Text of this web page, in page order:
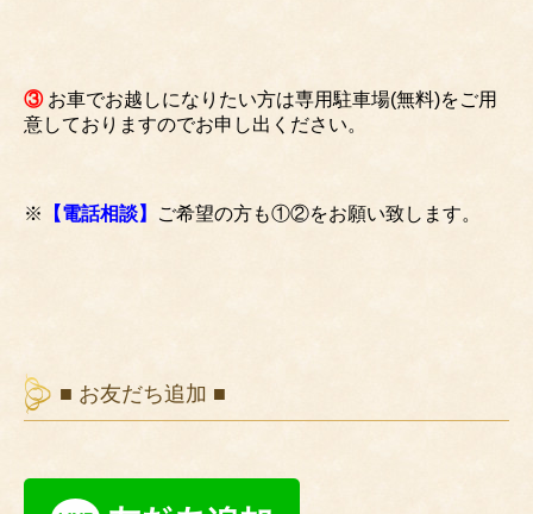
③お車でお越しになりたい方は専用駐車場(無料)をご用
意しておりますのでお申し出ください。
※ 【電話相談】 ご希望の方も①②をお願い致します。
■ お友だち追加 ■